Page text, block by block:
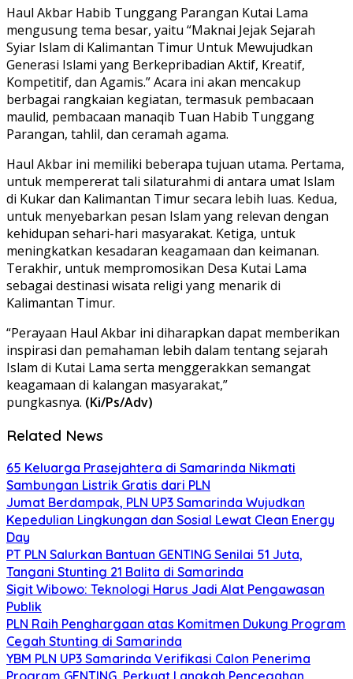
Haul Akbar Habib Tunggang Parangan Kutai Lama
mengusung tema besar, yaitu “Maknai Jejak Sejarah
Syiar Islam di Kalimantan Timur Untuk Mewujudkan
Generasi Islami yang Berkepribadian Aktif, Kreatif,
Kompetitif, dan Agamis.” Acara ini akan mencakup
berbagai rangkaian kegiatan, termasuk pembacaan
maulid, pembacaan manaqib Tuan Habib Tunggang
Parangan, tahlil, dan ceramah agama.
Haul Akbar ini memiliki beberapa tujuan utama. Pertama,
untuk mempererat tali silaturahmi di antara umat Islam
di Kukar dan Kalimantan Timur secara lebih luas. Kedua,
untuk menyebarkan pesan Islam yang relevan dengan
kehidupan sehari-hari masyarakat. Ketiga, untuk
meningkatkan kesadaran keagamaan dan keimanan.
Terakhir, untuk mempromosikan Desa Kutai Lama
sebagai destinasi wisata religi yang menarik di
Kalimantan Timur.
“Perayaan Haul Akbar ini diharapkan dapat memberikan
inspirasi dan pemahaman lebih dalam tentang sejarah
Islam di Kutai Lama serta menggerakkan semangat
keagamaan di kalangan masyarakat,”
pungkasnya. (Ki/Ps/Adv)
Related News
65 Keluarga Prasejahtera di Samarinda Nikmati
Sambungan Listrik Gratis dari PLN
Jumat Berdampak, PLN UP3 Samarinda Wujudkan
Kepedulian Lingkungan dan Sosial Lewat Clean Energy
Day
PT PLN Salurkan Bantuan GENTING Senilai 51 Juta,
Tangani Stunting 21 Balita di Samarinda
Sigit Wibowo: Teknologi Harus Jadi Alat Pengawasan
Publik
PLN Raih Penghargaan atas Komitmen Dukung Program
Cegah Stunting di Samarinda
YBM PLN UP3 Samarinda Verifikasi Calon Penerima